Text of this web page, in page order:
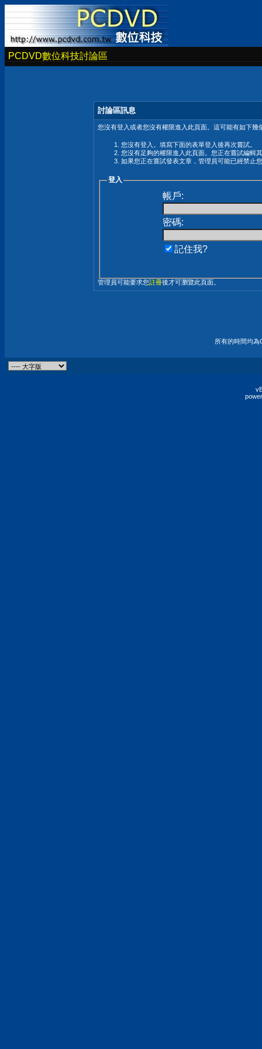
PCDVD數位科技討論區
討論區訊息
您沒有登入或者您沒有權限進入此頁面。這可能有如下幾
您沒有登入。填寫下面的表單登入後再次嘗試。
您沒有足夠的權限進入此頁面。您正在嘗試編輯
如果您正在嘗試發表文章，管理員可能已經禁止
登入
帳戶:
密碼:
記住我?
管理員可能要求您註冊後才可瀏覽此頁面。
所有的時間均為